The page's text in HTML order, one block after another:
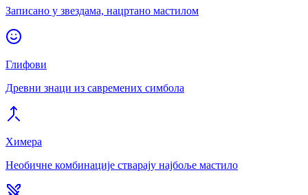
Записано у звездама, нацртано мастилом
Глифови
Древни знаци из савремених симбола
Химера
Необичне комбинације стварају најбоље мастило